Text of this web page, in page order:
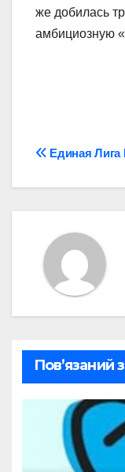
же добилась
амбициозную
Единая Лига
Пов’язаний